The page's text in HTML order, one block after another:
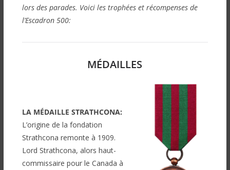
lors des parades. Voici les trophées et récompenses de
l’Escadron 500:
MÉDAILLES
LA MÉDAILLE STRATHCONA:
L’origine de la fondation
Strathcona remonte à 1909.
Lord Strathcona, alors haut-
commissaire pour le Canada à